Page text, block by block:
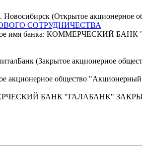
(Открытое акционерное
СОТРУДНИЧЕСТВА
имя банка: КОММЕРЧЕСКИЙ
(Закрытое акционерное
общество "Акционерный
БАНК "ГАЛАБАНК"